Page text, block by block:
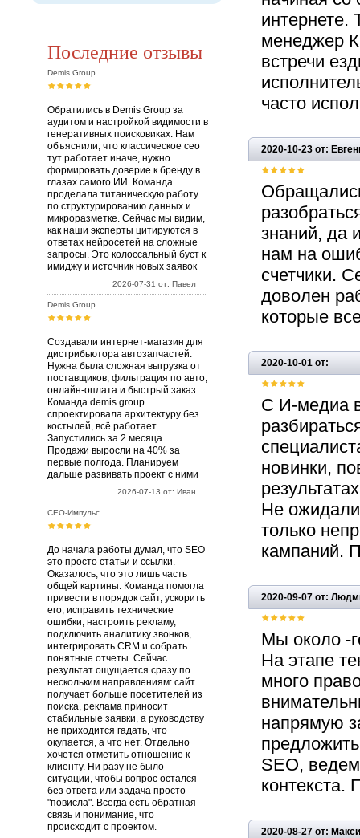
Последние отзывы
Demis Group
Обратились в Demis Group за
аудитом и настройкой видимости в
генеративных поисковиках. Нам
объяснили, что классическое сео
тут работает иначе, нужно
формировать доверие к бренду в
глазах самого ИИ. Команда
проделала титаническую работу
по структурированию данных и
микроразметке. Сейчас мы видим,
как наши эксперты цитируются в
ответах нейросетей на сложные
запросы. Это колоссальный буст к
имиджу и источник новых заявок
2026-07-31 от: Павел
Demis Group
Создавали интернет-магазин для
дистрибьютора автозапчастей.
Нужна была сложная выгрузка от
поставщиков, фильтрация по авто,
онлайн-оплата и быстрый заказ.
Команда demis group
спроектировала архитектуру без
костылей, всё работает.
Запустились за 2 месяца.
Продажи выросли на 40% за
первые полгода. Планируем
дальше развивать проект с ними
2026-07-13 от: Иван
СЕО-Импульс
До начала работы думал, что SEO
это просто статьи и ссылки.
Оказалось, что это лишь часть
общей картины. Команда помогла
привести в порядок сайт, ускорить
его, исправить технические
ошибки, настроить рекламу,
подключить аналитику звонков,
интегрировать CRM и собрать
понятные отчеты. Сейчас
результат ощущается сразу по
нескольким направлениям: сайт
получает больше посетителей из
поиска, реклама приносит
стабильные заявки, а руководству
не приходится гадать, что
окупается, а что нет. Отдельно
хочется отметить отношение к
клиенту. Ни разу не было
ситуации, чтобы вопрос остался
без ответа или задача просто
"повисла". Всегда есть обратная
связь и понимание, что
происходит с проектом.
менеджер
встречи
часто
2020-10-23 от:
знаний, да
нам на
счетчики.
доволен
которые
2020-10-01 от:
С И-медиа
новинки,
Не ожидали
только
кампаний.
2020-09-07 от:
Мы около -
На этапе
много
напрямую
SEO,
2020-08-27 от: